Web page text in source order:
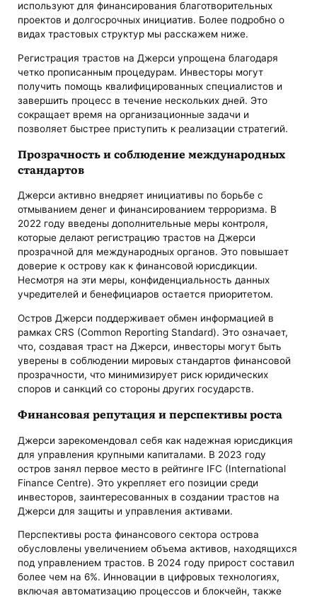
используют для финансирования благотворительных
проектов и долгосрочных инициатив. Более подробно о
видах трастовых структур мы расскажем ниже.
Регистрация трастов на Джерси упрощена благодаря
четко прописанным процедурам. Инвесторы могут
получить помощь квалифицированных специалистов и
завершить процесс в течение нескольких дней. Это
сокращает время на организационные задачи и
позволяет быстрее приступить к реализации стратегий.
Прозрачность и соблюдение международных
стандартов
Джерси активно внедряет инициативы по борьбе с
отмыванием денег и финансированием терроризма. В
2022 году введены дополнительные меры контроля,
которые делают регистрацию трастов на Джерси
прозрачной для международных органов. Это повышает
доверие к острову как к финансовой юрисдикции.
Несмотря на эти меры, конфиденциальность данных
учредителей и бенефициаров остается приоритетом.
Остров Джерси поддерживает обмен информацией в
рамках CRS (Common Reporting Standard). Это означает,
что, создавая траст на Джерси, инвесторы могут быть
уверены в соблюдении мировых стандартов финансовой
прозрачности, что минимизирует риск юридических
споров и санкций со стороны других государств.
Финансовая репутация и перспективы роста
Джерси зарекомендовал себя как надежная юрисдикция
для управления крупными капиталами. В 2023 году
остров занял первое место в рейтинге IFC (International
Finance Centre). Это укрепляет его позиции среди
инвесторов, заинтересованных в создании трастов на
Джерси для защиты и управления активами.
Перспективы роста финансового сектора острова
обусловлены увеличением объема активов, находящихся
под управлением трастов. В 2024 году прирост составил
более чем на 6%. Инновации в цифровых технологиях,
включая автоматизацию процессов и блокчейн, также